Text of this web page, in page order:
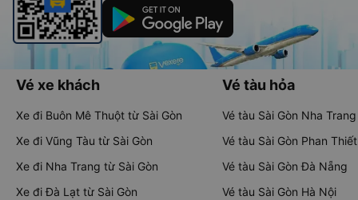
Vé xe khách
Xe đi Buôn Mê Thuột từ Sài Gòn
Xe đi Vũng Tàu từ Sài Gòn
Xe đi Nha Trang từ Sài Gòn
Xe đi Đà Lạt từ Sài Gòn
Vé tàu hỏa
Vé tàu Sài Gòn Nha Trang
Vé tàu Sài Gòn Phan Thiết
Vé tàu Sài Gòn Đà Nẵng
Vé tàu Sài Gòn Hà Nội